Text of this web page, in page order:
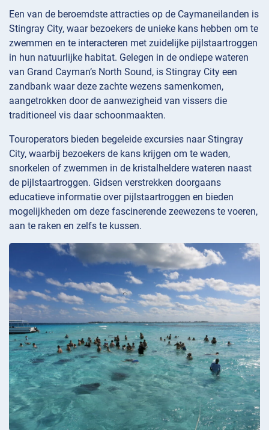
Een van de beroemdste attracties op de Caymaneilanden is
Stingray City, waar bezoekers de unieke kans hebben om te
zwemmen en te interacteren met zuidelijke pijlstaartroggen
in hun natuurlijke habitat. Gelegen in de ondiepe wateren
van Grand Cayman’s North Sound, is Stingray City een
zandbank waar deze zachte wezens samenkomen,
aangetrokken door de aanwezigheid van vissers die
traditioneel vis daar schoonmaakten.
Touroperators bieden begeleide excursies naar Stingray
City, waarbij bezoekers de kans krijgen om te waden,
snorkelen of zwemmen in de kristalheldere wateren naast
de pijlstaartroggen. Gidsen verstrekken doorgaans
educatieve informatie over pijlstaartroggen en bieden
mogelijkheden om deze fascinerende zeewezens te voeren,
aan te raken en zelfs te kussen.